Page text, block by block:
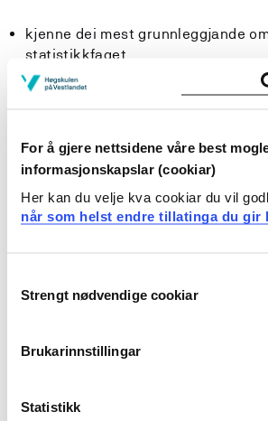
For å gjere nettsidene våre best
informasjonskapslar (cookiar)
Her kan du velje kva cookiar du vil
når som helst endre tillatinga du gir
Selection
Strengt nødvendige cookiar
Brukarinnstillingar
Statistikk
kjenne dei mest grunnleggjande
statistikkfaget
gjere greie for sannsynsrekning og
gjere greie for bruken av
og konfidensintevall
Ferdigheiter:
Studenten kan
gjennomføre statistiske testar ved
nytte både parametriske og ikkje-
utføre enkel sannsynsrekning
gjennomføre datainnsamlingar og